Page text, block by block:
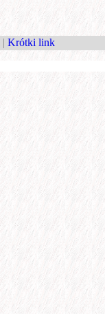
| Krótki link